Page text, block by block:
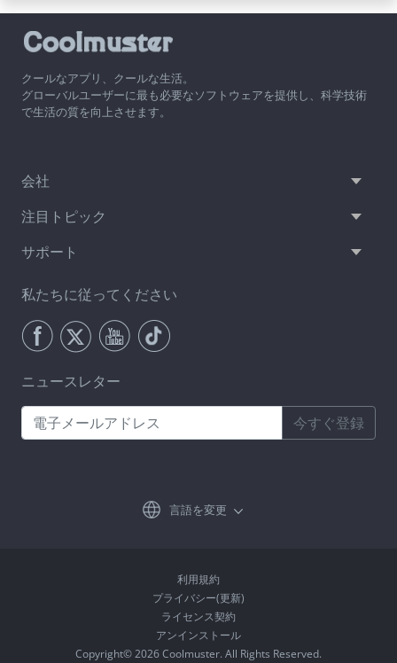
クールなアプリ、クールな生活。
グローバルユーザーに最も必要なソフトウェアを提供し、科学技術
で生活の質を向上させます。
会社
注目トピック
サポート
私たちに従ってください
ニュースレター
今すぐ登録
言語を変更
利用規約
プライバシー(更新)
ライセンス契約
アンインストール
Copyright© 2026 Coolmuster. All Rights Reserved.